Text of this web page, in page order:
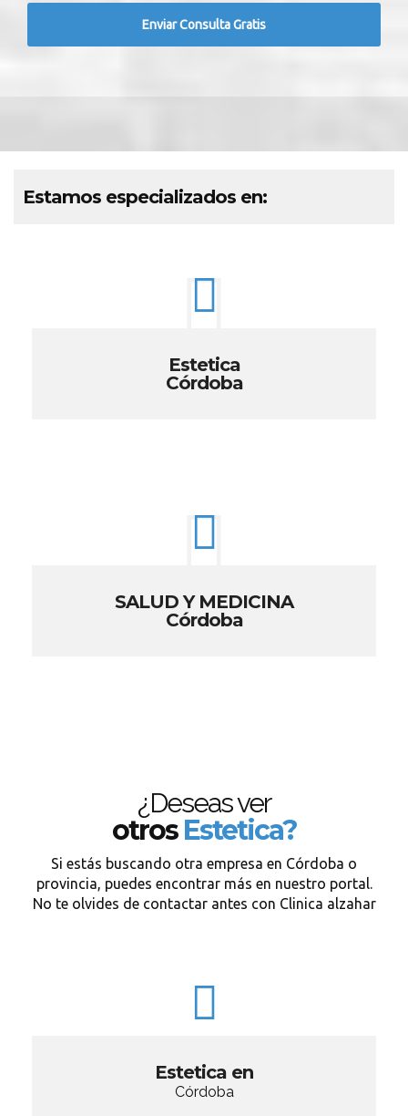
Estamos especializados en:
Estetica
Córdoba
SALUD Y MEDICINA
Córdoba
¿Deseas ver
otrosEstetica?
Si estás buscando otra empresa en Córdoba o
provincia, puedes encontrar más en nuestro portal.
No te olvides de contactar antes con Clinica alzahar
Estetica en
Córdoba